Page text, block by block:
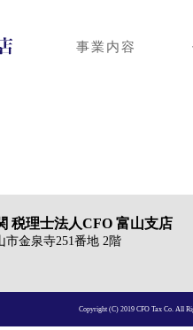
事業内容
税理士法人CFO 富山支店
市金泉寺251番地 2階
Copyright (C) 2019 CFO Tax Co. All